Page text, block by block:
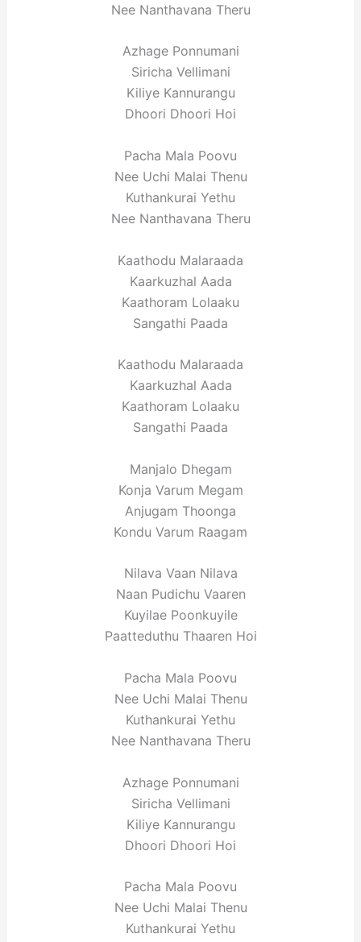
Nee Nanthavana Theru
Azhage Ponnumani
Siricha Vellimani
Kiliye Kannurangu
Dhoori Dhoori Hoi
Pacha Mala Poovu
Nee Uchi Malai Thenu
Kuthankurai Yethu
Nee Nanthavana Theru
Kaathodu Malaraada
Kaarkuzhal Aada
Kaathoram Lolaaku
Sangathi Paada
Kaathodu Malaraada
Kaarkuzhal Aada
Kaathoram Lolaaku
Sangathi Paada
Manjalo Dhegam
Konja Varum Megam
Anjugam Thoonga
Kondu Varum Raagam
Nilava Vaan Nilava
Naan Pudichu Vaaren
Kuyilae Poonkuyile
Paatteduthu Thaaren Hoi
Pacha Mala Poovu
Nee Uchi Malai Thenu
Kuthankurai Yethu
Nee Nanthavana Theru
Azhage Ponnumani
Siricha Vellimani
Kiliye Kannurangu
Dhoori Dhoori Hoi
Pacha Mala Poovu
Nee Uchi Malai Thenu
Kuthankurai Yethu